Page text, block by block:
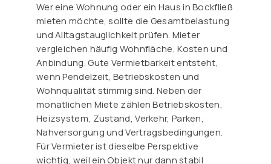
Wer eine Wohnung oder ein Haus in Bockfließ
mieten möchte, sollte die Gesamtbelastung
und Alltagstauglichkeit prüfen. Mieter
vergleichen häufig Wohnfläche, Kosten und
Anbindung. Gute Vermietbarkeit entsteht,
wenn Pendelzeit, Betriebskosten und
Wohnqualität stimmig sind. Neben der
monatlichen Miete zählen Betriebskosten,
Heizsystem, Zustand, Verkehr, Parken,
Nahversorgung und Vertragsbedingungen.
Für Vermieter ist dieselbe Perspektive
wichtig, weil ein Objekt nur dann stabil